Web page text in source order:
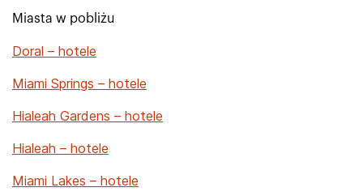
Miasta w pobliżu
Doral – hotele
Miami Springs – hotele
Hialeah Gardens – hotele
Hialeah – hotele
Miami Lakes – hotele